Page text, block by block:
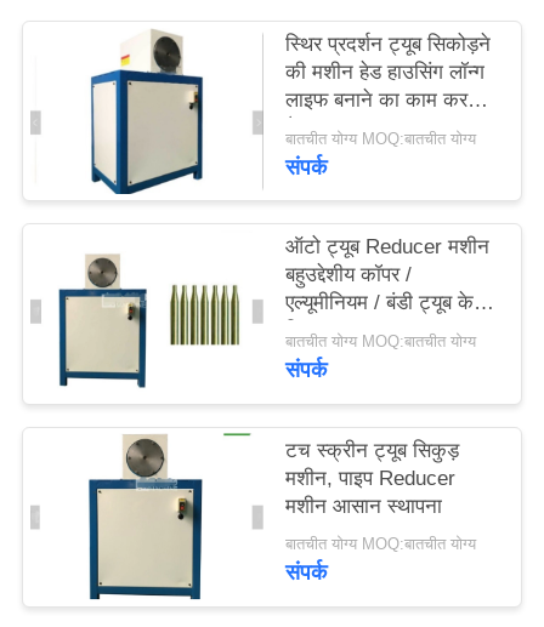
स्थिर प्रदर्शन ट्यूब सिकोड़ने
की मशीन हेड हाउसिंग लॉन्ग
लाइफ बनाने का काम करती
बातचीत योग्य MOQ:बातचीत योग्य
संपर्क
ऑटो ट्यूब Reducer मशीन
बहुउद्देशीय कॉपर /
एल्यूमीनियम / बंडी ट्यूब के
लिए
बातचीत योग्य MOQ:बातचीत योग्य
संपर्क
टच स्क्रीन ट्यूब सिकुड़
मशीन, पाइप Reducer
मशीन आसान स्थापना
बातचीत योग्य MOQ:बातचीत योग्य
संपर्क